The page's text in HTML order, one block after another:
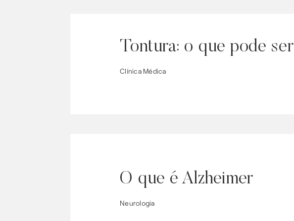
Tontura: o que pode ser
Clínica Médica
O que é Alzheimer
Neurologia